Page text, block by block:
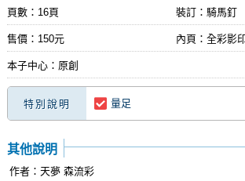
頁數：16頁 裝訂：騎馬釘
售價：150元 內頁：全彩影
本子中心：原創
特別說明 量足
其他說明
作者：天夢 森流彩